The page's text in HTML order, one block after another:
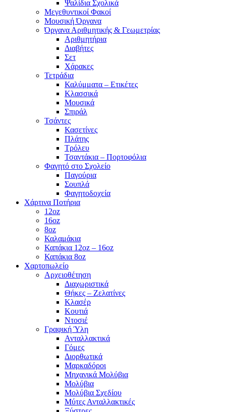
Ψαλίδια Σχολικά
Μεγεθυντικοί Φακοί
Μουσική Όργανα
Όργανα Αριθμητικής & Γεωμετρίας
Αριθμητήρια
Διαβήτες
Σετ
Χάρακες
Τετράδια
Καλύμματα – Ετικέτες
Κλασσικά
Μουσικά
Σπιράλ
Τσάντες
Κασετίνες
Πλάτης
Τρόλευ
Τσαντάκια – Πορτοφόλια
Φαγητό στο Σχολείο
Παγούρια
Σουπλά
Φαγητοδοχεία
Χάρτινα Ποτήρια
12oz
16oz
8oz
Καλαμάκια
Καπάκια 12oz – 16oz
Καπάκια 8oz
Χαρτοπωλείο
Αρχειοθέτηση
Διαχωριστικά
Θήκες – Ζελατίνες
Κλασέρ
Κουτιά
Ντοσιέ
Γραφική Ύλη
Ανταλλακτικά
Γόμες
Διορθωτικά
Μαρκαδόροι
Μηχανικά Μολύβια
Μολύβια
Μολύβια Σχεδίου
Μύτες Ανταλλακτικές